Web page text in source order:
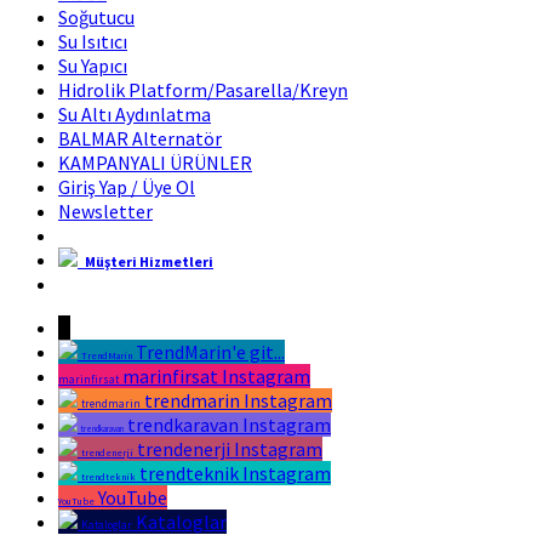
Soğutucu
Su Isıtıcı
Su Yapıcı
Hidrolik Platform/Pasarella/Kreyn
Su Altı Aydınlatma
BALMAR Alternatör
KAMPANYALI ÜRÜNLER
Giriş Yap / Üye Ol
Newsletter
Müşteri Hizmetleri
TrendMarin TrendMarin'e git...
marinfirsat marinfirsat Instagram
trendmarin trendmarin Instagram
trendkaravan trendkaravan Instagram
trendenerji trendenerji Instagram
trendteknik trendteknik Instagram
YouTube YouTube
Kataloglar Kataloglar